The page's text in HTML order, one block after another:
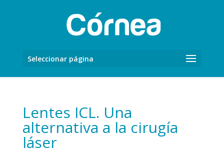
Seleccionar página
Lentes ICL. Una
alternativa a la cirugía
láser